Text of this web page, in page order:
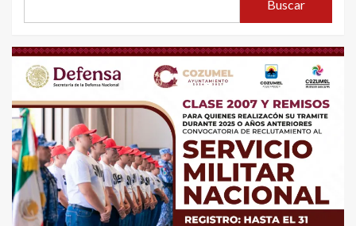
Buscar